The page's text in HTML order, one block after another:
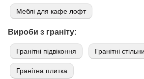
Меблі для кафе лофт
Вироби з граніту:
Гранітні підвіконня Гранітні
Гранітна плитка